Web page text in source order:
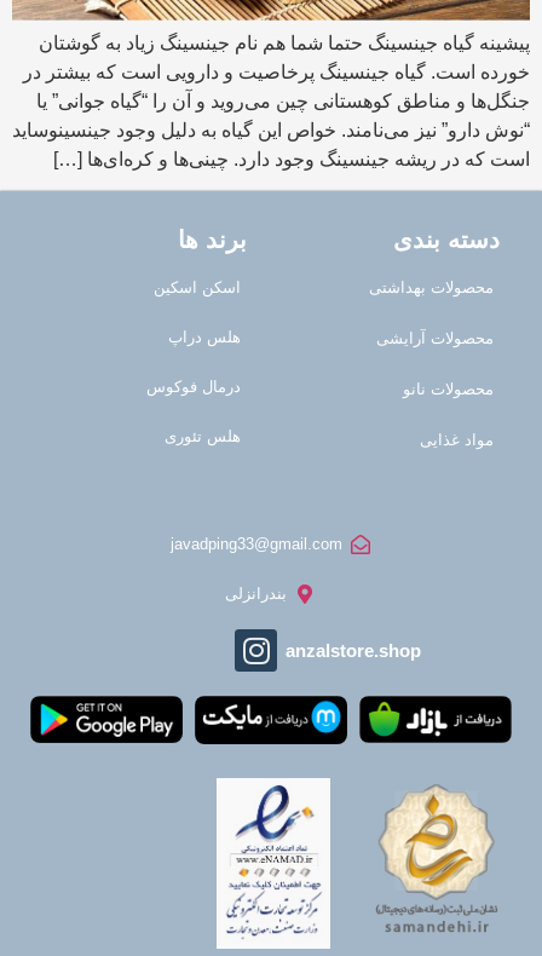
پیشینه گیاه جینسینگ حتما شما هم نام جینسینگ زیاد به گوشتان
خورده است. گیاه جینسینگ پرخاصیت و دارویی است که بیشتر در
جنگل‌ها و مناطق کوهستانی چین می‌روید و آن را “گیاه جوانی” یا
“نوش دارو” نیز می‌نامند. خواص این گیاه به دلیل وجود جینسینوساید
است که در ریشه جینسینگ وجود دارد. چینی‌ها و کره‌ای‌ها […]
دسته بندی
محصولات بهداشتی
محصولات آرایشی
محصولات نانو
مواد غذایی
برند ها
اسکن اسکین
هلس دراپ
درمال فوکوس
هلس تئوری
javadping33@gmail.com
بندرانزلی
anzalstore.shop